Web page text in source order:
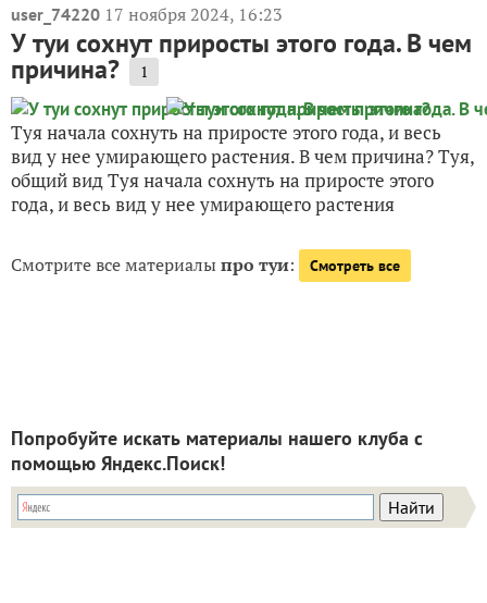
user_74220 17 ноября 2024, 16:23
У туи сохнут приросты этого года. В чем
причина? 1
Туя начала сохнуть на приросте этого года, и весь
вид у нее умирающего растения. В чем причина? Туя,
общий вид Туя начала сохнуть на приросте этого
года, и весь вид у нее умирающего растения
Смотрите все материалыпро туи: Смотреть все
Попробуйте искать материалы нашего клуба с
помощью Яндекс.Поиск!